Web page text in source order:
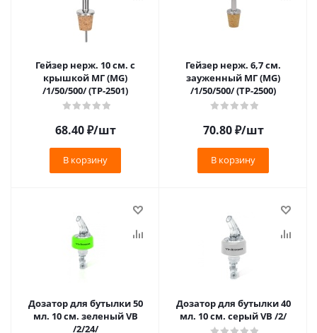
Гейзер нерж. 10 см. с
крышкой МГ (MG)
/1/50/500/ (TP-2501)
68.40₽/шт
В корзину
Гейзер нерж. 6,7 см.
зауженный МГ (MG)
/1/50/500/ (TP-2500)
70.80₽/шт
В корзину
Дозатор для бутылки 50
мл. 10 см. зеленый VB
/2/24/
Дозатор для бутылки 40
мл. 10 см. серый VB /2/